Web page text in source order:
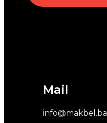
Mail
info@makbel.ba